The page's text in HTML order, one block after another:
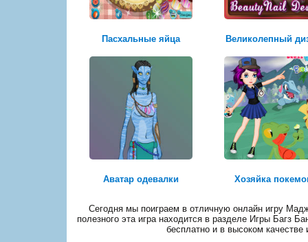
Пасхальные яйца Великолепный
Аватар одевалки Хозяйка
Сегодня мы поиграем в отличную онлайн игру
полезного эта игра находится в разделе Игры Багз
бесплатно и в высоком